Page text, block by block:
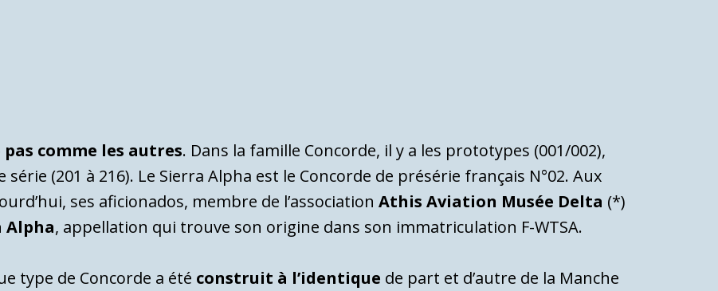
comme les autres. Dans la famille Concorde, il y a les prototypes (001/002),
(201 à 216). Le Sierra Alpha est le Concorde de présérie français N°02. Aux
ses aficionados, membre de l’associationAthis Aviation Musée Delta (*)
Alpha, appellation qui trouve son origine dans son immatriculation F-WTSA.
type de Concorde a été construit à l’identique de part et d’autre de la Manche